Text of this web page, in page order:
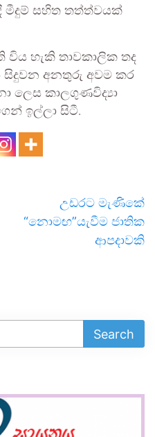
මීදුම් සහිත තත්ත්වයක්
හැකි තාවකාලික තද
අනතුරු අවම කර
ලෙස කාලගුණවිද්‍යා
ඉල්ලා සිටී.
උඩරට මැණිකේ
“නොමඟ”යැවීම ජාතික
ආපදාවකි